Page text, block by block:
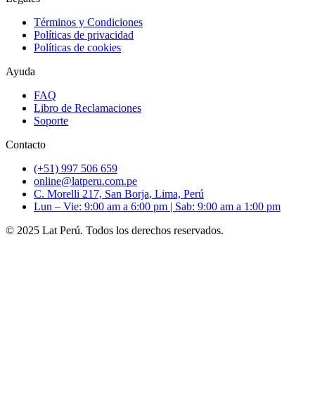
Términos y Condiciones
Políticas de privacidad
Políticas de cookies
Ayuda
FAQ
Libro de Reclamaciones
Soporte
Contacto
(+51) 997 506 659
online@latperu.com.pe
C. Morelli 217, San Borja, Lima, Perú
Lun – Vie: 9:00 am a 6:00 pm | Sab: 9:00 am a 1:00 pm
© 2025 Lat Perú. Todos los derechos reservados.